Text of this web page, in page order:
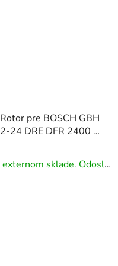
Rotor pre BOSCH GBH
2-24 DRE DFR 2400 7
Na externom sklade. Odoslanie 3 - 5 prac. dní.